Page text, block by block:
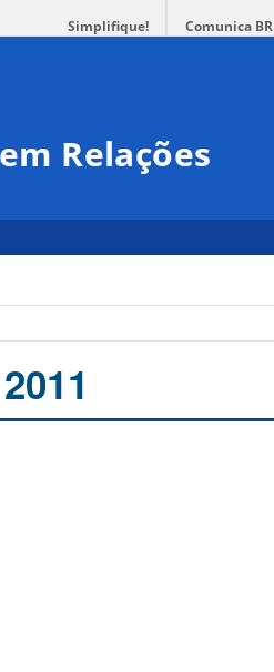
Simplifique! Comunica BR
Relações